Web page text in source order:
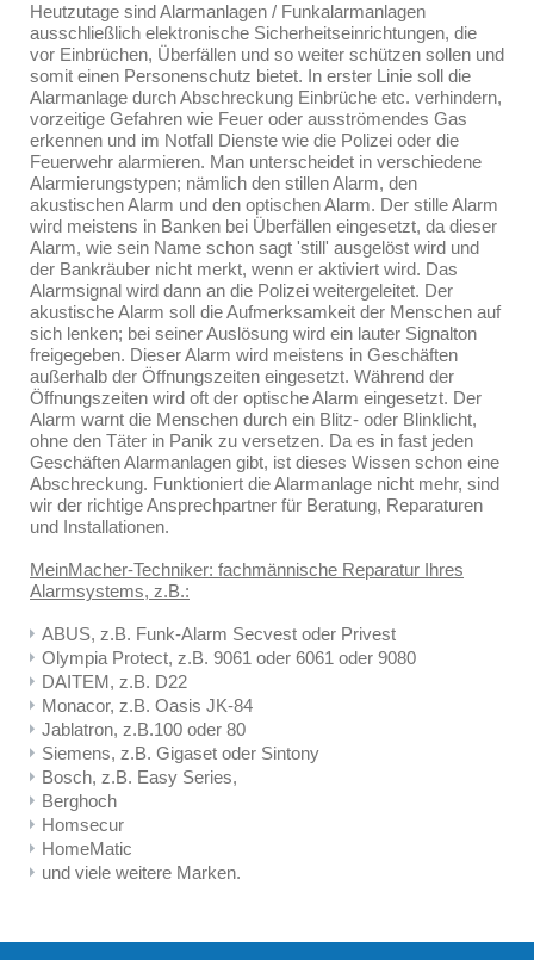
Heutzutage sind Alarmanlagen / Funkalarmanlagen
ausschließlich elektronische Sicherheitseinrichtungen, die
vor Einbrüchen, Überfällen und so weiter schützen sollen und
somit einen Personenschutz bietet. In erster Linie soll die
Alarmanlage durch Abschreckung Einbrüche etc. verhindern,
vorzeitige Gefahren wie Feuer oder ausströmendes Gas
erkennen und im Notfall Dienste wie die Polizei oder die
Feuerwehr alarmieren. Man unterscheidet in verschiedene
Alarmierungstypen; nämlich den stillen Alarm, den
akustischen Alarm und den optischen Alarm. Der stille Alarm
wird meistens in Banken bei Überfällen eingesetzt, da dieser
Alarm, wie sein Name schon sagt 'still' ausgelöst wird und
der Bankräuber nicht merkt, wenn er aktiviert wird. Das
Alarmsignal wird dann an die Polizei weitergeleitet. Der
akustische Alarm soll die Aufmerksamkeit der Menschen auf
sich lenken; bei seiner Auslösung wird ein lauter Signalton
freigegeben. Dieser Alarm wird meistens in Geschäften
außerhalb der Öffnungszeiten eingesetzt. Während der
Öffnungszeiten wird oft der optische Alarm eingesetzt. Der
Alarm warnt die Menschen durch ein Blitz- oder Blinklicht,
ohne den Täter in Panik zu versetzen. Da es in fast jeden
Geschäften Alarmanlagen gibt, ist dieses Wissen schon eine
Abschreckung. Funktioniert die Alarmanlage nicht mehr, sind
wir der richtige Ansprechpartner für Beratung, Reparaturen
und Installationen.
MeinMacher-Techniker: fachmännische Reparatur Ihres
Alarmsystems, z.B.:
ABUS, z.B. Funk-Alarm Secvest oder Privest
Olympia Protect, z.B. 9061 oder 6061 oder 9080
DAITEM, z.B. D22
Monacor, z.B. Oasis JK-84
Jablatron, z.B.100 oder 80
Siemens, z.B. Gigaset oder Sintony
Bosch, z.B. Easy Series,
Berghoch
Homsecur
HomeMatic
und viele weitere Marken.